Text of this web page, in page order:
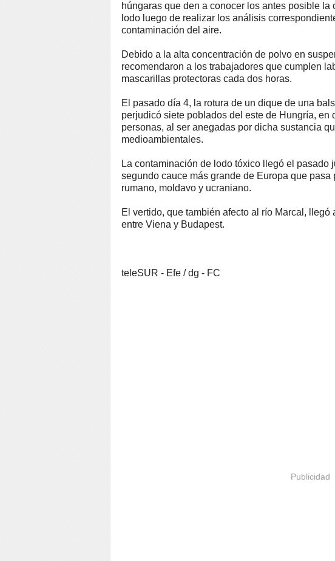
húngaras que den a conocer los antes posible
lodo luego de realizar los análisis
contaminación del aire.
Debido a la alta concentración de polvo en
recomendaron a los trabajadores que cumplen
mascarillas protectoras cada dos horas.
El pasado día 4, la rotura de un dique de una
perjudicó siete poblados del este de Hungría, en
personas, al ser anegadas por dicha sustancia
medioambientales.
La contaminación de lodo tóxico llegó el pasado
segundo cauce más grande de Europa que pasa
rumano, moldavo y ucraniano.
El vertido, que también afecto al río Marcal,
entre Viena y Budapest.
teleSUR - Efe / dg - FC
Publicidad